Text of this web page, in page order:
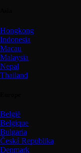
Hongkong
Indonesia
Macau
Malaysia
Nepal
Thailand
België
Belgique
Bulgaria
Česká Republika
Denmark